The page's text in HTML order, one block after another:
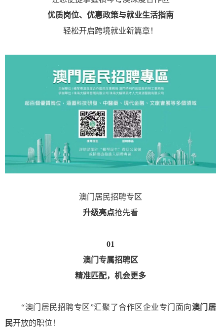
优质岗位、优惠政策与就业生活指南
轻松开启跨境就业新篇章！
澳门居民招聘专区
升级亮点抢先看
01
澳门专属招聘区
精准匹配，机会更多
“澳门居民招聘专区”汇聚了合作区企业专门面向澳门居
民开放的职位！